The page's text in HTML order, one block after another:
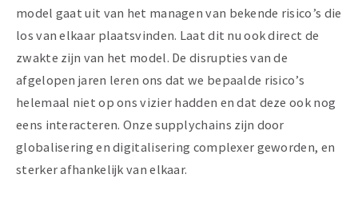
model gaat uit van het managen van bekende risico’s die
los van elkaar plaatsvinden. Laat dit nu ook direct de
zwakte zijn van het model. De disrupties van de
afgelopen jaren leren ons dat we bepaalde risico’s
helemaal niet op ons vizier hadden en dat deze ook nog
eens interacteren. Onze supplychains zijn door
globalisering en digitalisering complexer geworden, en
sterker afhankelijk van elkaar.